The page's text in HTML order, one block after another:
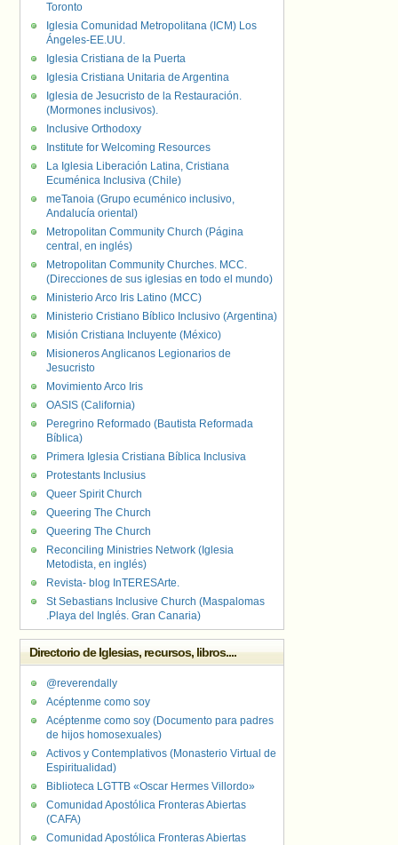
Toronto
Iglesia Comunidad Metropolitana (ICM) Los
Ángeles-EE.UU.
Iglesia Cristiana de la Puerta
Iglesia Cristiana Unitaria de Argentina
Iglesia de Jesucristo de la Restauración.
(Mormones inclusivos).
Inclusive Orthodoxy
Institute for Welcoming Resources
La Iglesia Liberación Latina, Cristiana
Ecuménica Inclusiva (Chile)
meTanoia (Grupo ecuménico inclusivo,
Andalucía oriental)
Metropolitan Community Church (Página
central, en inglés)
Metropolitan Community Churches. MCC.
(Direcciones de sus iglesias en todo el mundo)
Ministerio Arco Iris Latino (MCC)
Ministerio Cristiano Bíblico Inclusivo (Argentina)
Misión Cristiana Incluyente (México)
Misioneros Anglicanos Legionarios de
Jesucristo
Movimiento Arco Iris
OASIS (California)
Peregrino Reformado (Bautista Reformada
Bíblica)
Primera Iglesia Cristiana Bíblica Inclusiva
Protestants Inclusius
Queer Spirit Church
Queering The Church
Queering The Church
Reconciling Ministries Network (Iglesia
Metodista, en inglés)
Revista- blog InTERESArte.
St Sebastians Inclusive Church (Maspalomas
.Playa del Inglés. Gran Canaria)
Directorio de Iglesias, recursos, libros....
@reverendally
Acéptenme como soy
Acéptenme como soy (Documento para padres
de hijos homosexuales)
Activos y Contemplativos (Monasterio Virtual de
Espiritualidad)
Biblioteca LGTTB «Oscar Hermes Villordo»
Comunidad Apostólica Fronteras Abiertas
(CAFA)
Comunidad Apostólica Fronteras Abiertas